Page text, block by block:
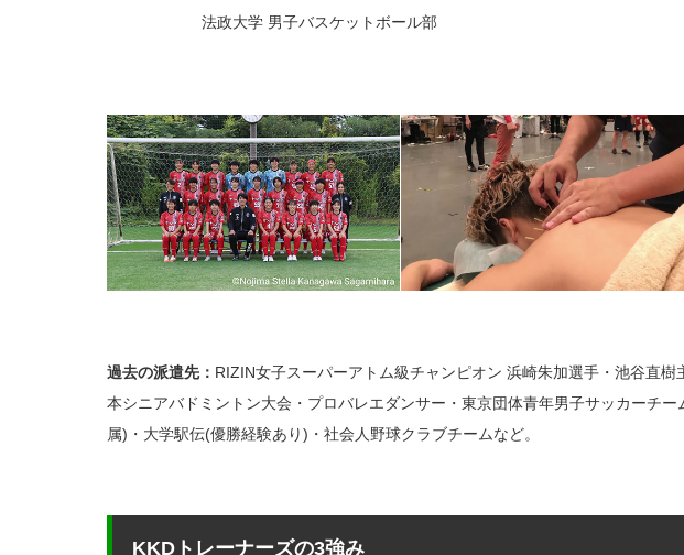
法政大学 男子バスケットボール部
過去の派遣先： RIZIN女子スーパーアトム級チャンピオン 浜崎朱加選手・池谷直
本シニアバドミントン大会・プロバレエダンサー・東京団体青年男子サッカーチ
属)・大学駅伝(優勝経験あり)・社会人野球クラブチームなど。
KKDトレーナーズの3強み